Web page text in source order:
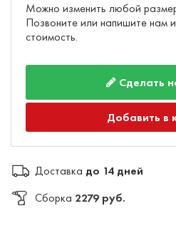
Можно изменить любой
Позвоните или напишите нам
стоимость.
Сделать
Добавить в
Доставка до 14 дней
Сборка 2279 руб.